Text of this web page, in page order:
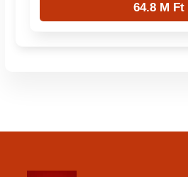
64.8 M Ft